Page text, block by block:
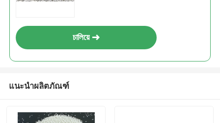
চালিয়ে
แนะนำผลิตภัณฑ์